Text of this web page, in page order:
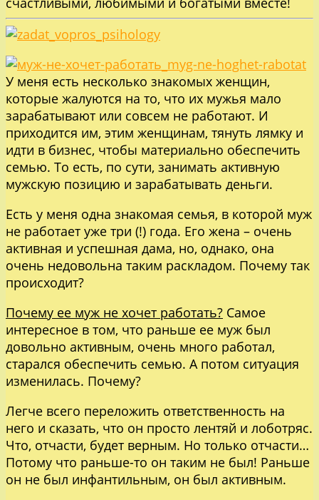
У меня есть несколько знакомых женщин,
которые жалуются на то, что их мужья мало
зарабатывают или совсем не работают. И
приходится им, этим женщинам, тянуть лямку и
идти в бизнес, чтобы материально обеспечить
семью. То есть, по сути, занимать активную
мужскую позицию и зарабатывать деньги.
Есть у меня одна знакомая семья, в которой муж
не работает уже три (!) года. Его жена – очень
активная и успешная дама, но, однако, она
очень недовольна таким раскладом. Почему так
происходит?
Почему ее муж не хочет работать? Самое
интересное в том, что раньше ее муж был
довольно активным, очень много работал,
старался обеспечить семью. А потом ситуация
изменилась. Почему?
Легче всего переложить ответственность на
него и сказать, что он просто лентяй и лоботряс.
Что, отчасти, будет верным. Но только отчасти…
Потому что раньше-то он таким не был! Раньше
он не был инфантильным, он был активным.